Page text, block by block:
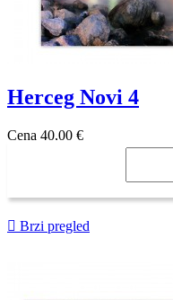
Herceg Novi 4
Cena 40,00 €
 Brzi pregled